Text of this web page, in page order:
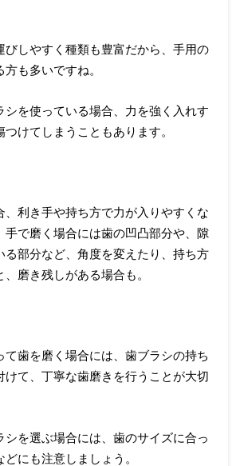
びしやすく種類も豊富だから、手用の
も多いですね。
シを使っている場合、力を強く入れす
けてしまうこともあります。
、利き手や持ち方で力が入りやすくな
手で磨く場合には歯の凹凸部分や、隙
る部分など、角度を変えたり、持ち方
磨き残しがある場合も。
て歯を磨く場合には、歯ブラシの持ち
けて、丁寧な歯磨きを行うことが大切
シを選ぶ場合には、歯のサイズに合っ
にも注意しましょう。